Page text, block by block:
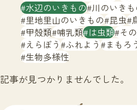
サイトマップ
水辺のいきもの 川のいき
里地里山のいきもの 昆虫
甲殻類 哺乳類 は虫類 そ
えらぼう ふれよう まもろ
生物多様性
記事が見つかりませんでした。